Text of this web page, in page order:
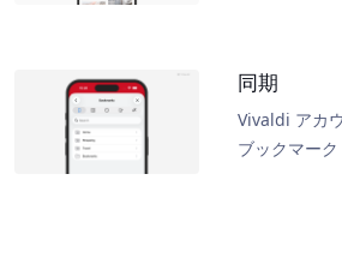
同期
Vivaldi アカ
ブックマー